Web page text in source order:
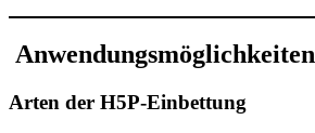
Anwendungsmöglichkeiten
Arten der H5P-Einbettung